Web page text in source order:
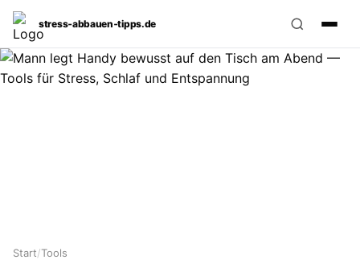
stress‑abbauen‑tipps.de
Start/Tools